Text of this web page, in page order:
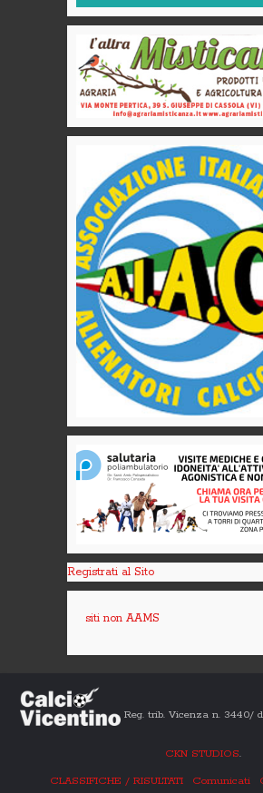
Registrati al Sito
siti non AAMS
Reg. trib. Vicenza n. 3440/
CKN STUDIOS.
CLASSIFICHE / RISULTATI
Comunicati